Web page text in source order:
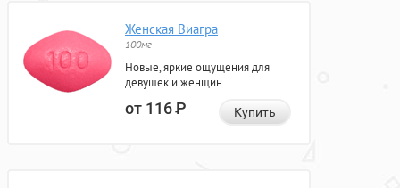
Женская Виагра
100мг
Новые, яркие ощущения для
девушек и женщин.
от 116Р Купить